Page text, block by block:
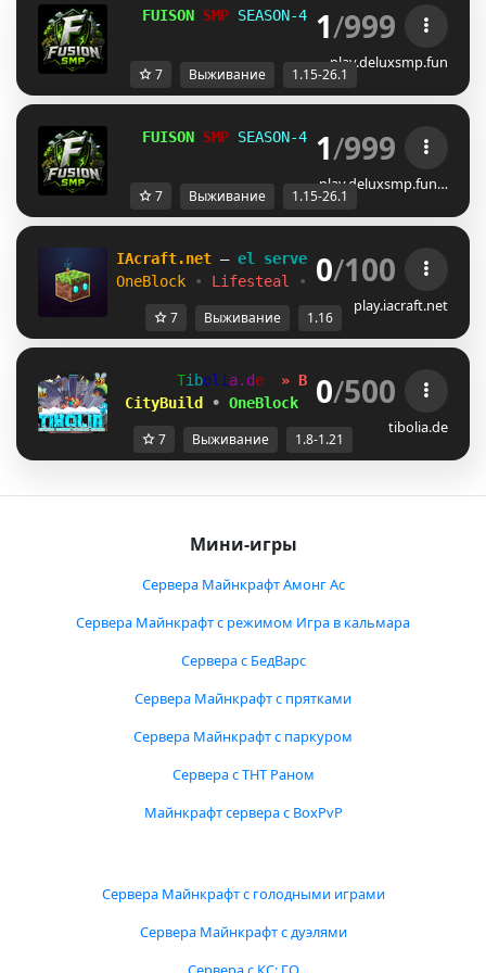
FUISON SMP SEASON-4 PLAY.FUISON
1/999
play.deluxsmp.fun
7 Выживание 1.15-26.1
FUISON SMP SEASON-4 PLAY.FUISON
1/999
play.deluxsmp.fun…
7 Выживание 1.15-26.1
IAcraft.net — el serve c on IA V
OneBlock
• Lifesteal • Survival • Votar
0/100
play.iacraft.net
7 Выживание 1.16
Ti bol i a. de
» BETA 1.8–1.21.x
CityBuild
• OneBlock Survival
0/500
tibolia.de
7 Выживание 1.8-1.21
Мини-игры
Сервера Майнкрафт Амонг Ас
Сервера Майнкрафт с режимом Игра в кальмара
Сервера с БедВарс
Сервера Майнкрафт с прятками
Сервера Майнкрафт с паркуром
Сервера с ТНТ Раном
Майнкрафт сервера с BoxPvP
Сервера Майнкрафт с голодными играми
Сервера Майнкрафт с дуэлями